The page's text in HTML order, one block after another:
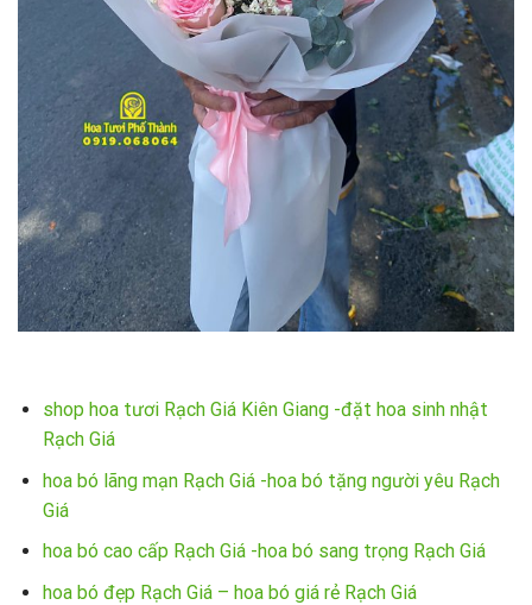
shop hoa tươi Rạch Giá Kiên Giang -đặt hoa sinh nhật
Rạch Giá
hoa bó lãng mạn Rạch Giá -hoa bó tặng người yêu Rạch
Giá
hoa bó cao cấp Rạch Giá -hoa bó sang trọng Rạch Giá
hoa bó đẹp Rạch Giá – hoa bó giá rẻ Rạch Giá